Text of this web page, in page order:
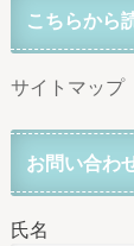
こちらから
サイトマップ
お問い合わ
氏名